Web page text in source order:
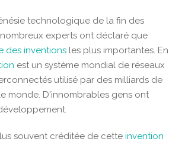
technologique de la fin des
experts ont déclaré que
des inventions les plus importantes. En
est un système mondial de réseaux
utilisé par des milliards de
monde. D'innombrables gens ont
souvent créditée de cette invention